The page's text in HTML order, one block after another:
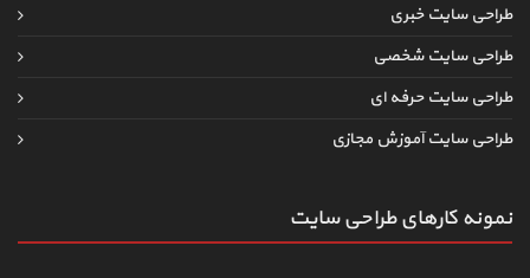
طراحی سایت خبری
طراحی سایت شخصی
طراحی سایت حرفه ای
طراحی سایت آموزش مجازی
نمونه کارهای طراحی سایت